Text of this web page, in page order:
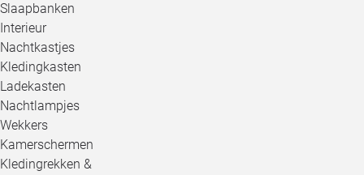
Slaapbanken
Interieur
Nachtkastjes
Kledingkasten
Ladekasten
Nachtlampjes
Wekkers
Kamerschermen
Kledingrekken &